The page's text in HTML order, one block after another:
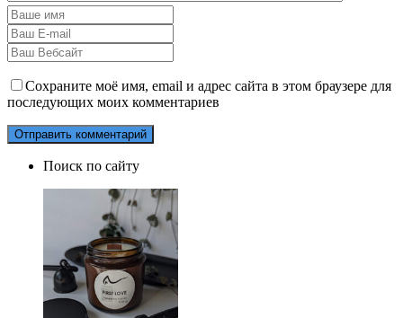
Сохраните моё имя, email и адрес сайта в этом браузере для
последующих моих комментариев
Поиск по сайту